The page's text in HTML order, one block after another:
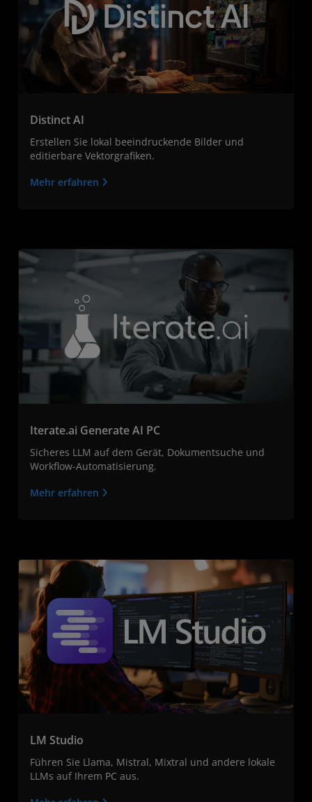
Distinct AI
Erstellen Sie lokal beeindruckende Bilder und
editierbare Vektorgrafiken.
Mehr erfahren
Iterate.ai Generate AI PC
Sicheres LLM auf dem Gerät, Dokumentsuche und
Workflow-Automatisierung.
Mehr erfahren
LM Studio
Führen Sie Llama, Mistral, Mixtral und andere lokale
LLMs auf Ihrem PC aus.